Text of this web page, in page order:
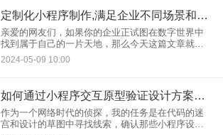
定制化小程序制作,满足企业不同场景和功能需求
亲爱的网友们，如果你的企业正试图在数字世界中
找到属于自己的一片天地，那么今天这篇文章就像
定制的西装一样，为你量身打造！文章的主题
是：“定制化小程序制作，满足企业不同场景和功能
2024-05-09 10:00
如何通过小程序交互原型验证设计方案的可行性？
作为一个网络时代的侦探，我的任务是在代码的迷
宫和设计的草图中寻找线索，确认那些小程序设计